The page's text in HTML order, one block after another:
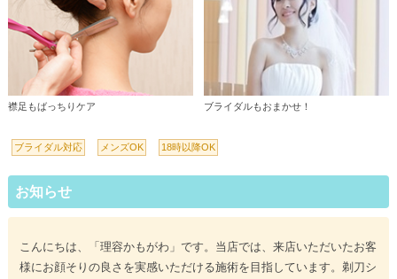
襟足もばっちりケア ブライダルもおまかせ！
ブライダル対応 メンズOK 18時以降OK
お知らせ
こんにちは、「理容かもがわ」です。当店では、来店いただいたお客
様にお顔そりの良さを実感いただける施術を目指しています。剃刀シ